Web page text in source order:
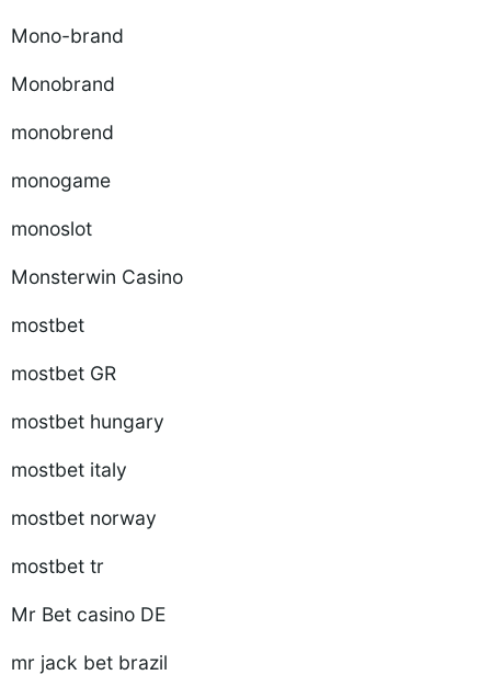
Mono-brand
Monobrand
monobrend
monogame
monoslot
Monsterwin Casino
mostbet
mostbet GR
mostbet hungary
mostbet italy
mostbet norway
mostbet tr
Mr Bet casino DE
mr jack bet brazil